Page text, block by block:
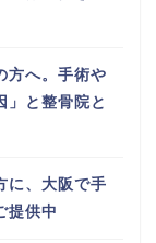
方へ。手術や
」と整骨院と
に、大阪で手
提供中